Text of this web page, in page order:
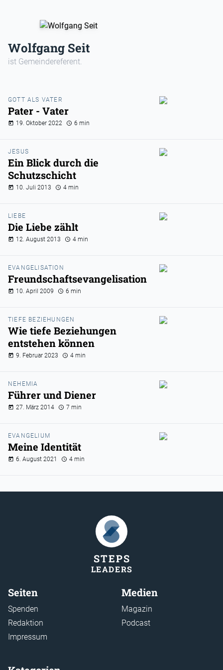
Wolfgang Seit
ist Gemeindereferent.
GOTT ALS VATER
Pater - Vater
19. Oktober 2022 6 min
JESUS
Ein Blick durch die
Schutzschicht
10. Juli 2013 4 min
LIEBE
Die Liebe zählt
12. August 2013 4 min
EVANGELISATION
Freundschaftsevangelisation
10. April 2009 6 min
TIEFE BEZIEHUNGEN
Wie tiefe Beziehungen
entstehen können
9. Februar 2023 4 min
NEHEMIA
Führer und Diener
27. März 2014 7 min
EVANGELIUM
Meine Identität
6. August 2021 4 min
STEPS
LEADERS
Seiten
Spenden
Redaktion
Impressum
Medien
Magazin
Podcast